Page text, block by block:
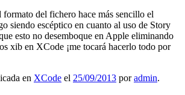
del fichero hace más sencillo el
siendo escéptico en cuanto al uso de Story
esto no desemboque en Apple eliminando
xib en XCode ¡me tocará hacerlo todo por
en XCode el 25/09/2013 poradmin.